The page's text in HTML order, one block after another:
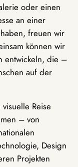
oder einen
an einer
freuen wir
können wir
entwickeln, die –
auf der
Reise
– von
Design
Projekten